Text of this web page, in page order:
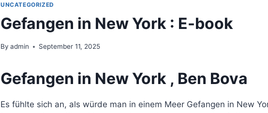
UNCATEGORIZED
Gefangen in New York : E-book
By admin September 11, 2025
Gefangen in New York , Ben Bova
Es fühlte sich an, als würde man in einem Meer Gefangen in New